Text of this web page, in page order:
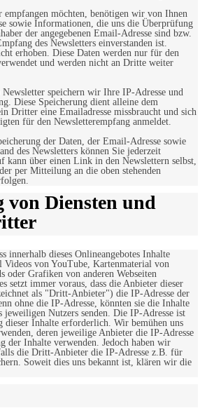
empfangen möchten, benötigen wir von Ihnen
sowie Informationen, die uns die Überprüfung
der angegebenen Email-Adresse sind bzw.
des Newsletters einverstanden ist.
erhoben. Diese Daten werden nur für den
und werden nicht an Dritte weiter
speichern wir Ihre IP-Adresse und
Diese Speicherung dient alleine dem
Dritter eine Emailadresse missbraucht und sich
für den Newsletterempfang anmeldet.
der Daten, der Email-Adresse sowie
des Newsletters können Sie jederzeit
kann über einen Link in den Newslettern selbst,
per Mitteilung an die oben stehenden
Diensten und
innerhalb dieses Onlineangebotes Inhalte
von YouTube, Kartenmaterial von
oder Grafiken von anderen Webseiten
setzt immer voraus, dass die Anbieter dieser
als "Dritt-Anbieter") die IP-Adresse der
ohne die IP-Adresse, könnten sie die Inhalte
jeweiligen Nutzers senden. Die IP-Adresse ist
dieser Inhalte erforderlich. Wir bemühen uns
deren jeweilige Anbieter die IP-Adresse
der Inhalte verwenden. Jedoch haben wir
die Dritt-Anbieter die IP-Adresse z.B. für
Soweit dies uns bekannt ist, klären wir die